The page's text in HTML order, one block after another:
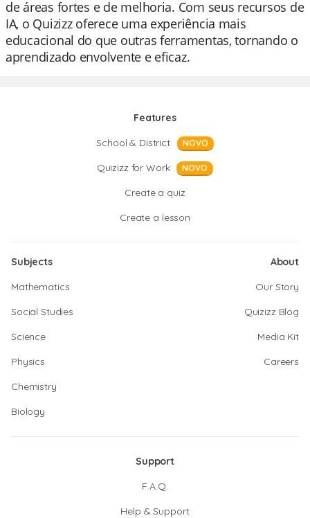
de áreas fortes e de melhoria. Com seus recursos de
IA, o Quizizz oferece uma experiência mais
educacional do que outras ferramentas, tornando o
aprendizado envolvente e eficaz.
Features
School & District
NOVO
Quizizz for Work NOVO
Create a quiz
Create a lesson
Subjects
Mathematics
Social Studies
Science
Physics
Chemistry
Biology
About
Our Story
Quizizz Blog
Media Kit
Careers
Support
F.A.Q.
Help & Support